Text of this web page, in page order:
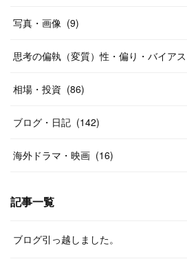
写真・画像 (9)
思考の偏執（変質）性・偏り・バイアス
相場・投資 (86)
ブログ・日記 (142)
海外ドラマ・映画 (16)
記事一覧
ブログ引っ越しました。